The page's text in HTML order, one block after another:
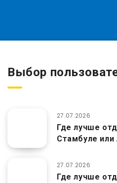
Выбор
27.07.2026
Где лучше
Стамбуле или
27.07.2026
Где лучше